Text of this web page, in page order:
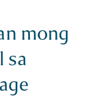
mong
sa